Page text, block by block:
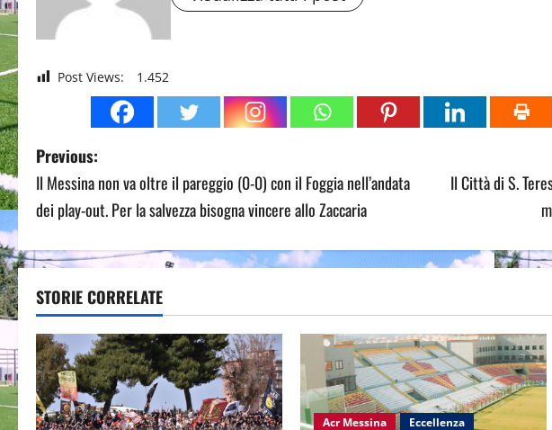
Post Views: 1.452
P
o
t
n
a
v
Previous:
Il Messina non va oltre il pareggio (0-0) con il Foggia nell’andata
dei play-out. Per la salvezza bisogna vincere allo Zaccaria
Il Città di S.
STORIE CORRELATE
Acr Messina Eccellenza